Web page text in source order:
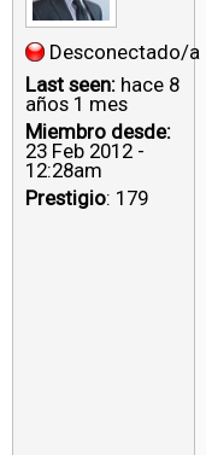
Desconectado/a
Last seen: hace 8
años 1 mes
Miembro desde:
23 Feb 2012 -
12:28am
Prestigio: 179